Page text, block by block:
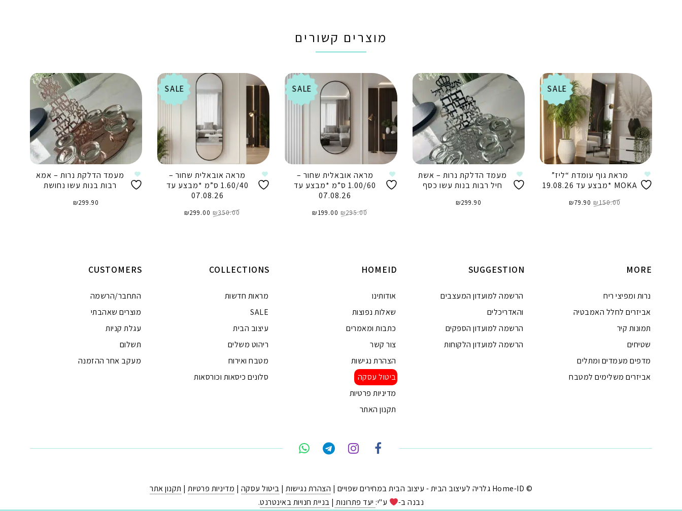
מוצרים קשורים
SALE
מראת גוף עומדת “ליז”
MOKA *מבצע עד 19.08.26
₪150.00 המקורי
היה:
₪79.90 הנוכחי
הוא:
מעמד הדלקת נרות – אשת
חיל רבות בנות עשו כסף
₪299.90
SALE
מראה אובאלית שחור –
1.00/60 ס”מ *מבצע עד
07.08.26
₪295.00 המקורי
היה:
₪199.00 הנוכחי
הוא:
SALE
מראה אובאלית שחור –
1.60/40 ס”מ *מבצע עד
07.08.26
₪350.00 המקורי
היה:
₪299.00 הנוכחי
הוא:
מעמד הדלקת נרות – אמא
רבות בנות עשו נחושת
₪299.90
CUSTOMERS
התחבר/הרשמה
מוצרים שאהבתי
עגלת קניות
תשלום
מעקב אחר ההזמנה
COLLECTIONS
מראות חדשות
SALE
עיצוב הבית
ריהוט משלים
מטבח ואירוח
סלונים כיסאות וכורסאות
HOMEID
אודותינו
שאלות נפוצות
כתבות ומאמרים
צור קשר
הצהרת נגישות
ביטול עסקה
מדיניות פרטיות
תקנון האתר
SUGGESTION
הרשמה למועדון המעצבים
והאדריכלים
הרשמה למועדון הספקים
הרשמה למועדון הלקוחות
MORE
נרות ומפיצי ריח
אביזרים לחלל האמבטיה
תמונות קיר
שטיחים
מדפים מעמדים ומתלים
אביזרים משלימים למטבח
© Home-ID גלריה לעיצוב הבית - עיצוב הבית במחירים שפויים | הצהרת נגישות | ביטול עסקה | מדיניות פרטיות | תקנון אתר
נבנה ב-
ע"י: יעד פתרונות | בניית חנויות באינטרנט.